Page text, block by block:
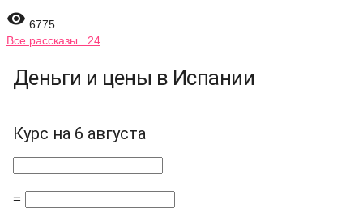
 6775
Все рассказы 24
Деньги и цены в Испании
Курс на 6 августа
=